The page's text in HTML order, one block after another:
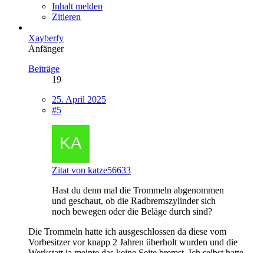
Inhalt melden
Zitieren
Xayberfy
Anfänger
Beiträge
19
25. April 2025
#5
Zitat von katze56633
Hast du denn mal die Trommeln abgenommen
und geschaut, ob die Radbremszylinder sich
noch bewegen oder die Beläge durch sind?
Die Trommeln hatte ich ausgeschlossen da diese vom
Vorbesitzer vor knapp 2 Jahren überholt wurden und die